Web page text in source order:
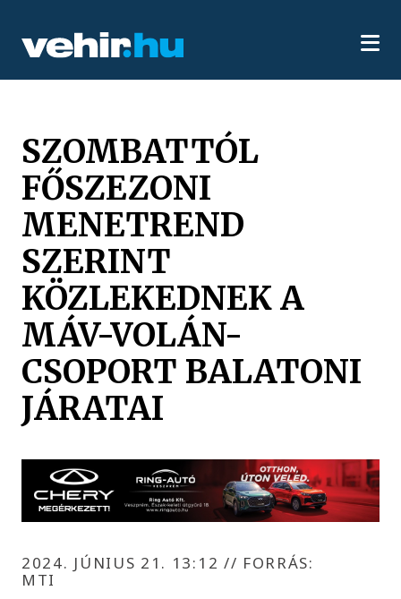
SZOMBATTÓL
FŐSZEZONI
MENETREND
SZERINT
KÖZLEKEDNEK A
MÁV-VOLÁN-
CSOPORT BALATONI
JÁRATAI
2024. JÚNIUS 21. 13:12 // FORRÁS:
MTI